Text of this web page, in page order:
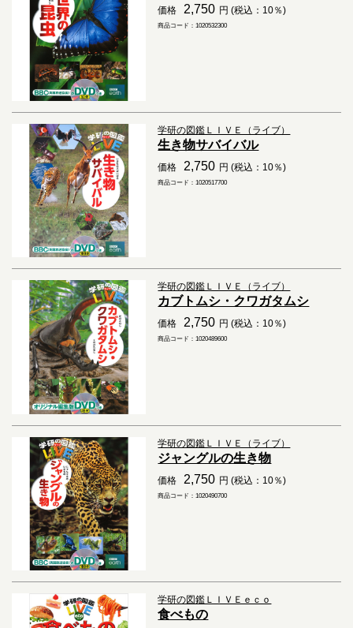
価格 2,750 円 (税込：10％)
商品コード：1020532300
学研の図鑑ＬＩＶＥ（ライブ）
生き物サバイバル
価格 2,750 円 (税込：10％)
商品コード：1020517700
学研の図鑑ＬＩＶＥ（ライブ）
カブトムシ・クワガタムシ
価格 2,750 円 (税込：10％)
商品コード：1020489600
学研の図鑑ＬＩＶＥ（ライブ）
ジャングルの生き物
価格 2,750 円 (税込：10％)
商品コード：1020490700
学研の図鑑ＬＩＶＥｅｃｏ
食べもの